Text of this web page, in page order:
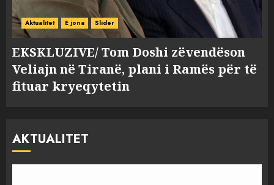
Aktualitet E jona Slider
EKSKLUZIVE/ Tom Doshi zëvendëson
Veliajn në Tiranë, plani i Ramës për të
fituar kryeqytetin
AKTUALITET